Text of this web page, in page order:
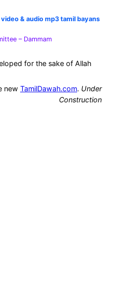
& audio mp3 tamil bayans
– Dammam
for the sake of Allah
new TamilDawah.com. Under
Construction